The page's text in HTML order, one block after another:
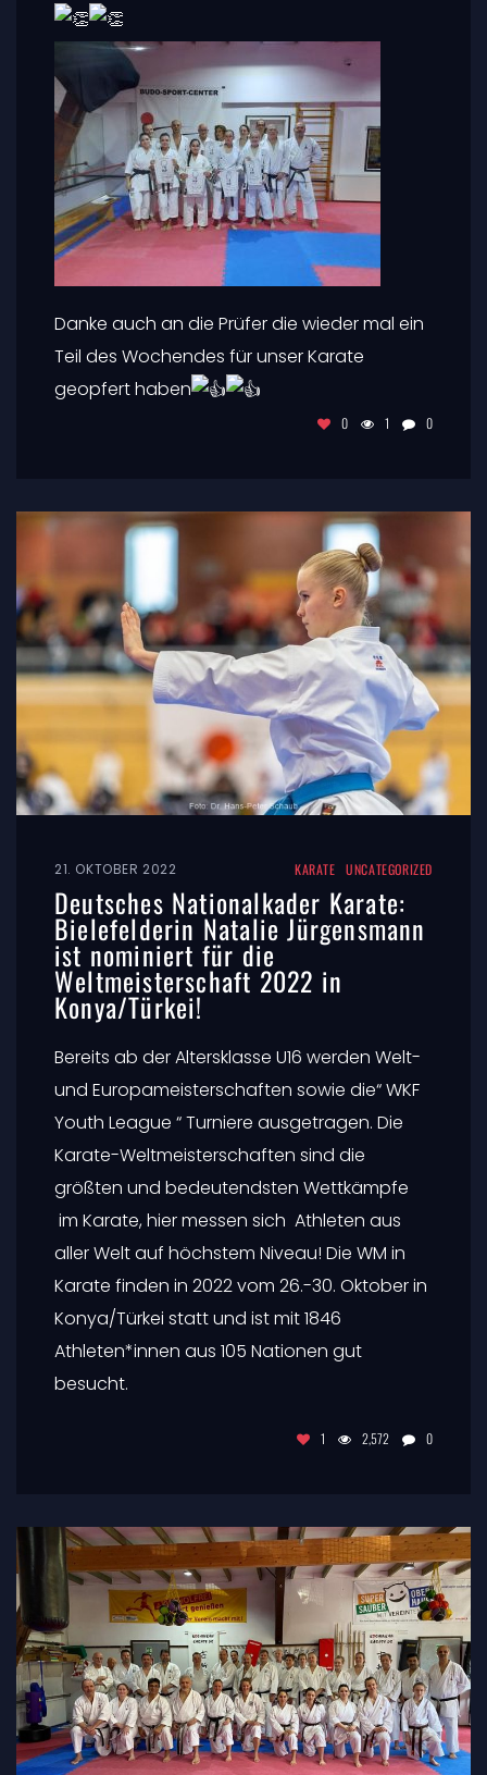
Danke auch an die Prüfer die wieder mal ein
Teil des Wochendes für unser Karate
geopfert haben
0 1 0
21. OKTOBER 2022 KARATE UNCATEGORIZED
Deutsches Nationalkader Karate:
Bielefelderin Natalie Jürgensmann
ist nominiert für die
Weltmeisterschaft 2022 in
Konya/Türkei!
Bereits ab der Altersklasse U16 werden Welt-
und Europameisterschaften sowie die“ WKF
Youth League “ Turniere ausgetragen. Die
Karate-Weltmeisterschaften sind die
größten und bedeutendsten Wettkämpfe
im Karate, hier messen sich Athleten aus
aller Welt auf höchstem Niveau! Die WM in
Karate finden in 2022 vom 26.-30. Oktober in
Konya/Türkei statt und ist mit 1846
Athleten*innen aus 105 Nationen gut
besucht.
1 2,572 0